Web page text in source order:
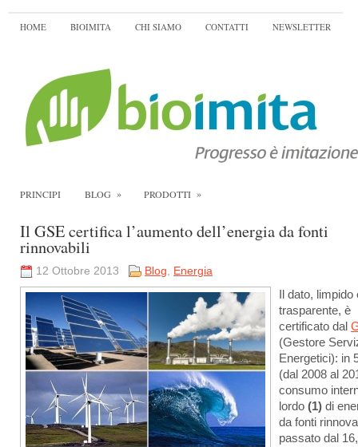
HOME BIOIMITA CHI SIAMO CONTATTI NEWSLETTER
PRINCIPI BLOG » PRODOTTI »
Il GSE certifica l’aumento dell’energia da fonti
rinnovabili
12 Ottobre 2013 Blog, Energia
Il dato, limpido
trasparente, è
certificato dal
(Gestore
Energetici): in
(dal 2008 al
consumo
lordo (1) di
da fonti
passato dal